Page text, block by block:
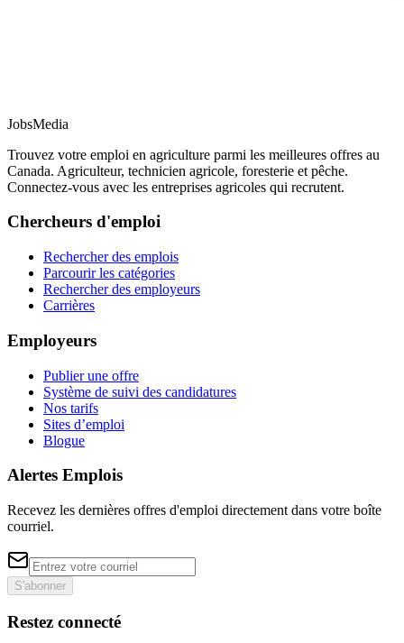
JobsMedia
Trouvez votre emploi en agriculture parmi les meilleures offres au
Canada. Agriculteur, technicien agricole, foresterie et pêche.
Connectez-vous avec les entreprises agricoles qui recrutent.
Chercheurs d'emploi
Rechercher des emplois
Parcourir les catégories
Rechercher des employeurs
Carrières
Employeurs
Publier une offre
Système de suivi des candidatures
Nos tarifs
Sites d’emploi
Blogue
Alertes Emplois
Recevez les dernières offres d'emploi directement dans votre boîte
courriel.
S'abonner
Restez connecté